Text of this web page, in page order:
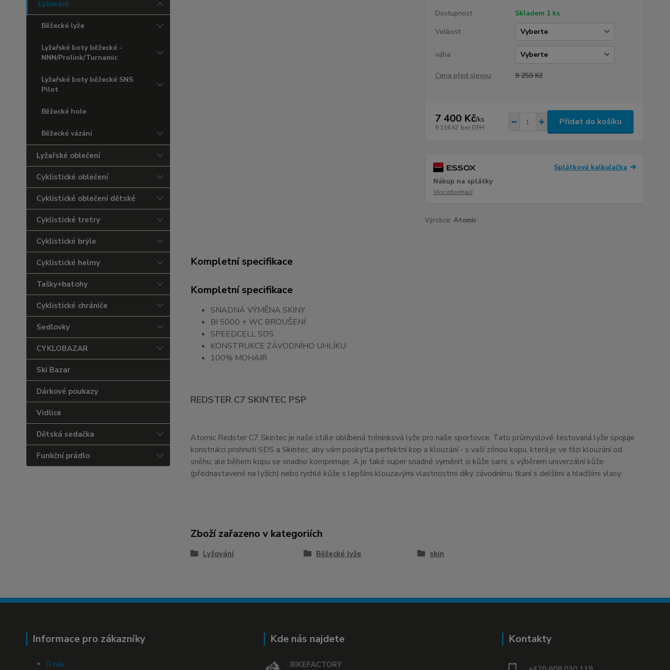
Lyžování
Běžecké lyže
Lyžařské boty běžecké -
NNN/Prolink/Turnamic
Lyžařské boty běžecké SNS
Pilot
Běžecké hole
Běžecké vázání
Lyžařské oblečení
Cyklistické oblečení
Cyklistické oblečení dětské
Cyklistické tretry
Cyklistické brýle
Cyklistické helmy
Tašky+batohy
Cyklistické chrániče
Sedlovky
CYKLOBAZAR
Ski Bazar
Dárkové poukazy
Vidlice
Dětská sedačka
Funkční prádlo
Dostupnost
Skladem 1 ks
Velikost
váha
Cena před slevou 9 250 Kč
7 400 Kč/ks
6 116 Kč bez DPH
Přidat do košíku
Splátková kalkulačka
Nákup na splátky
Více informací
Výrobce: Atomic
Kompletní specifikace
Kompletní specifikace
SNADNÁ VÝMĚNA SKINY
BI 5000 + WC BROUŠENÍ
SPEEDCELL SDS
KONSTRUKCE ZÁVODNÍHO UHLÍKU
100% MOHAIR
REDSTER C7 SKINTEC PSP
Atomic Redster C7 Skintec je naše stále oblíbená tréninková lyže pro naše sportovce. Tato průmyslově testovaná lyže spojuje
konstrukci prohnutí SDS a Skintec, aby vám poskytla perfektní kop a klouzání - s vaší zónou kopu, která je ve fázi klouzání od
sněhu, ale během kopu se snadno komprimuje. A je také super snadné vyměnit si kůže sami, s výběrem univerzální kůže
(přednastavené na lyžích) nebo rychlé kůže s lepšími klouzavými vlastnostmi díky závodnímu tkaní s delšími a hladšími vlasy.
Zboží zařazeno v kategoriích
Lyžování Běžecké lyže skin
Informace pro zákazníky
O nás
Kde nás najdete
BIKEFACTORY
Kontakty